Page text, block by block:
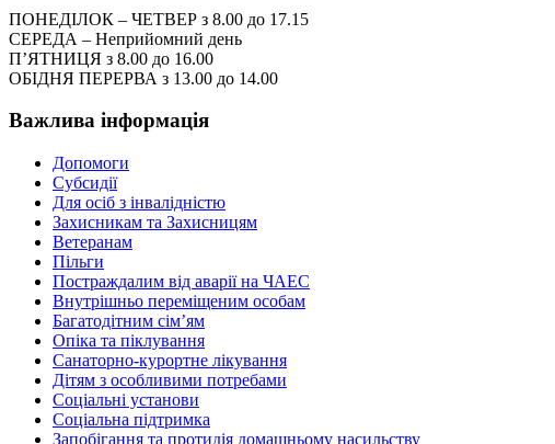
ПОНЕДІЛОК – ЧЕТВЕР з 8.00 до 17.15
СЕРЕДА – Неприйомний день
П’ЯТНИЦЯ з 8.00 до 16.00
ОБІДНЯ ПЕРЕРВА з 13.00 до 14.00
Важлива інформація
Допомоги
Субсидії
Для осіб з інвалідністю
Захисникам та Захисницям
Ветеранам
Пільги
Постраждалим від аварії на ЧАЕС
Внутрішньо переміщеним особам
Багатодітним сім’ям
Опіка та піклування
Санаторно-курортне лікування
Дітям з особливими потребами
Соціальні установи
Соціальна підтримка
Запобігання та протидія домашньому насильству